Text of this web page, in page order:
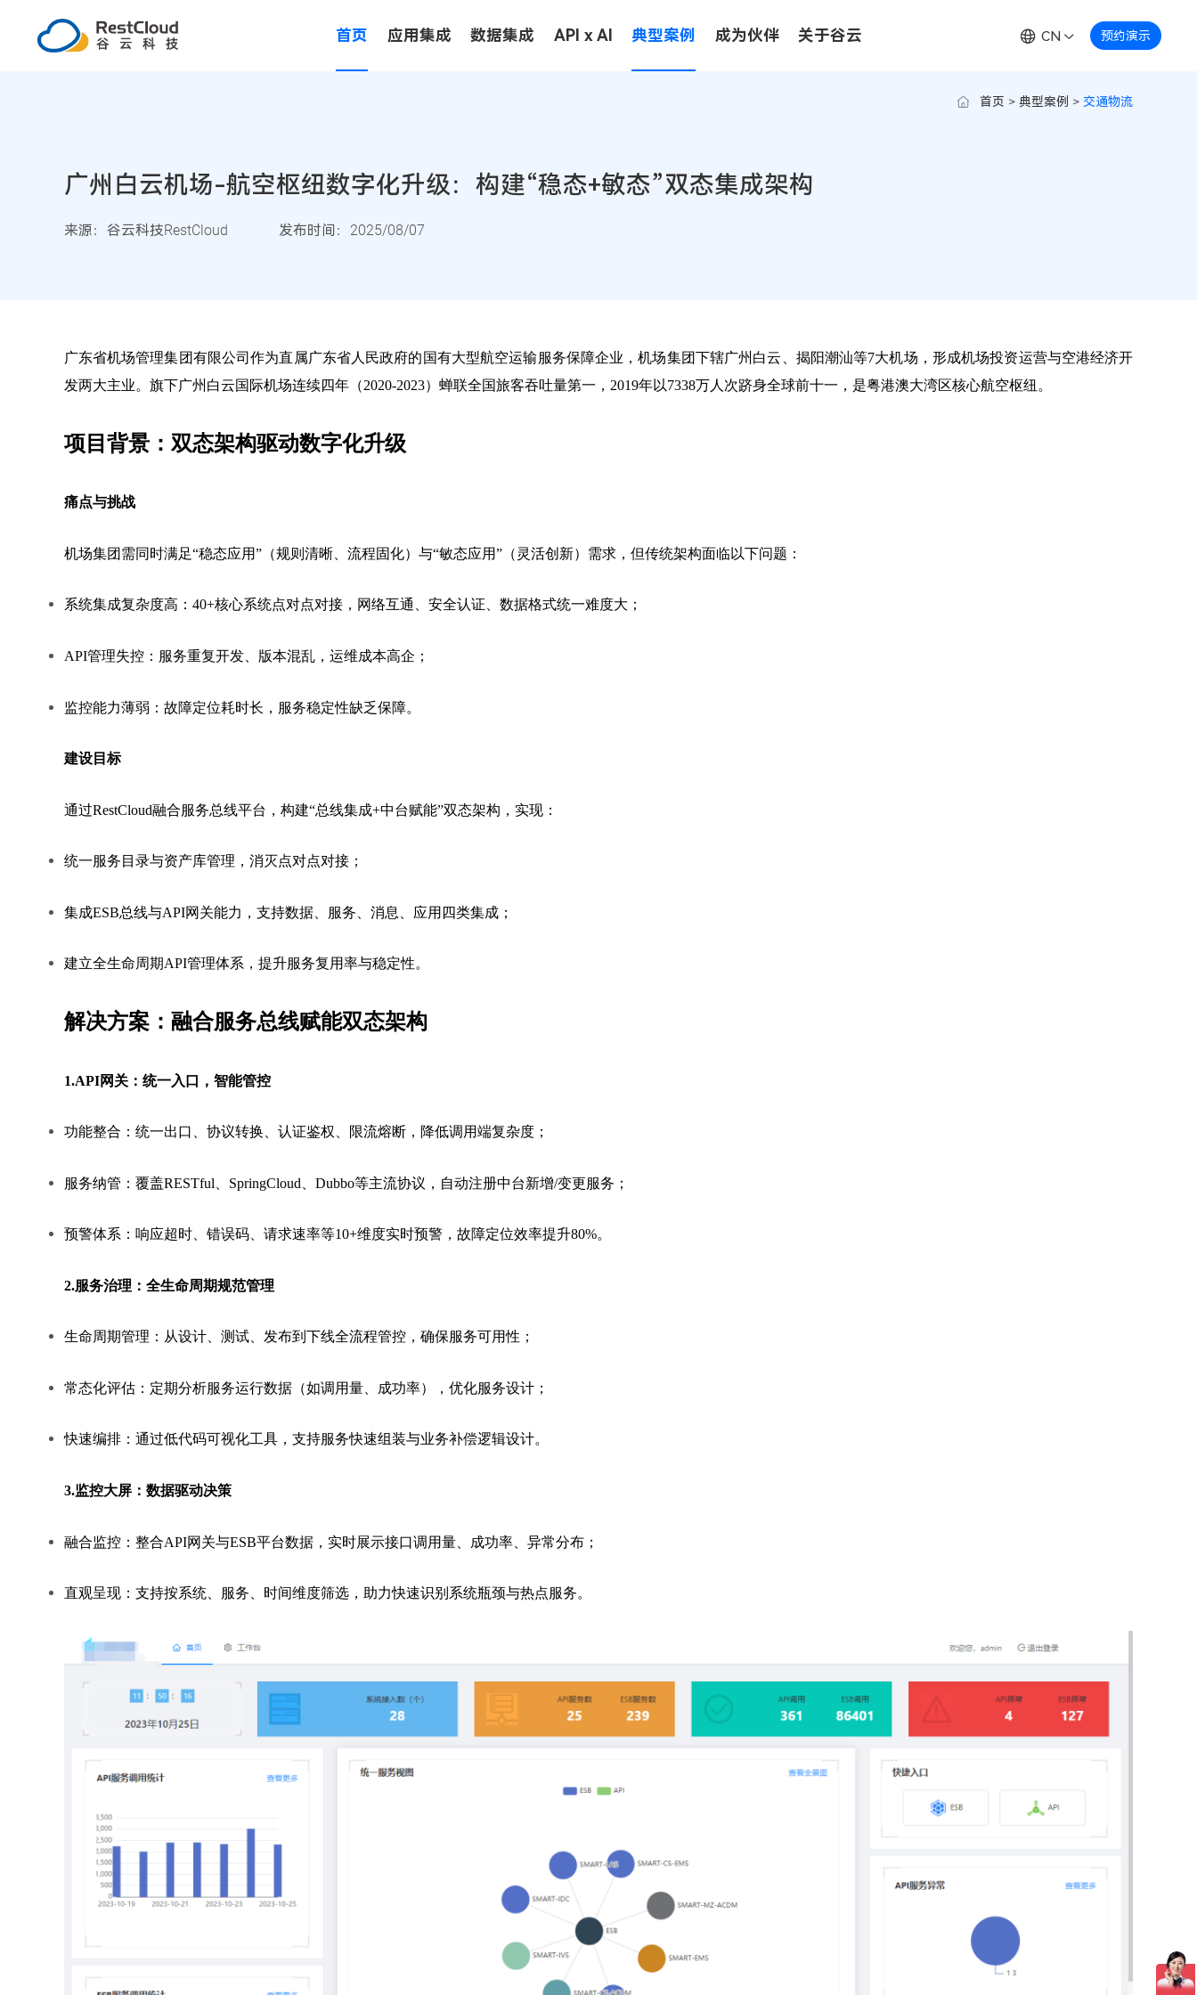
首页 应用集成 数据集成 API x AI 典型案例 成为伙伴 关于谷云 CN 预约演示
首页 >典型案例 > 交通物流
广州白云机场-航空枢纽数字化升级：构建“稳态+敏态”双态集成架构
来源：谷云科技RestCloud 发布时间：2025/08/07
广东省机场管理集团有限公司作为直属广东省人民政府的国有大型航空运输服务保障企业，机场集团下辖广州白云、揭阳潮汕等7大机场，形成机场投资运营与空港经济开
发两大主业。旗下广州白云国际机场连续四年（2020-2023）蝉联全国旅客吞吐量第一，2019年以7338万人次跻身全球前十一，是粤港澳大湾区核心航空枢纽。
项目背景：双态架构驱动数字化升级
痛点与挑战
机场集团需同时满足“稳态应用”（规则清晰、流程固化）与“敏态应用”（灵活创新）需求，但传统架构面临以下问题：
系统集成复杂度高：40+核心系统点对点对接，网络互通、安全认证、数据格式统一难度大；
API管理失控：服务重复开发、版本混乱，运维成本高企；
监控能力薄弱：故障定位耗时长，服务稳定性缺乏保障。
建设目标
通过RestCloud融合服务总线平台，构建“总线集成+中台赋能”双态架构，实现：
统一服务目录与资产库管理，消灭点对点对接；
集成ESB总线与API网关能力，支持数据、服务、消息、应用四类集成；
建立全生命周期API管理体系，提升服务复用率与稳定性。
解决方案：融合服务总线赋能双态架构
1.API网关：统一入口，智能管控
功能整合：统一出口、协议转换、认证鉴权、限流熔断，降低调用端复杂度；
服务纳管：覆盖RESTful、SpringCloud、Dubbo等主流协议，自动注册中台新增/变更服务；
预警体系：响应超时、错误码、请求速率等10+维度实时预警，故障定位效率提升80%。
2.服务治理：全生命周期规范管理
生命周期管理：从设计、测试、发布到下线全流程管控，确保服务可用性；
常态化评估：定期分析服务运行数据（如调用量、成功率），优化服务设计；
快速编排：通过低代码可视化工具，支持服务快速组装与业务补偿逻辑设计。
3.监控大屏：数据驱动决策
融合监控：整合API网关与ESB平台数据，实时展示接口调用量、成功率、异常分布；
直观呈现：支持按系统、服务、时间维度筛选，助力快速识别系统瓶颈与热点服务。